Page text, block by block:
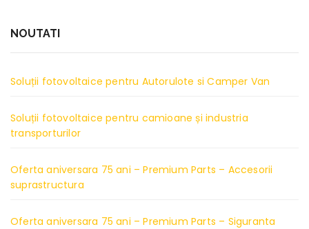
NOUTATI
Soluții fotovoltaice pentru Autorulote si Camper Van
Soluții fotovoltaice pentru camioane și industria
transporturilor
Oferta aniversara 75 ani – Premium Parts – Accesorii
suprastructura
Oferta aniversara 75 ani – Premium Parts – Siguranta